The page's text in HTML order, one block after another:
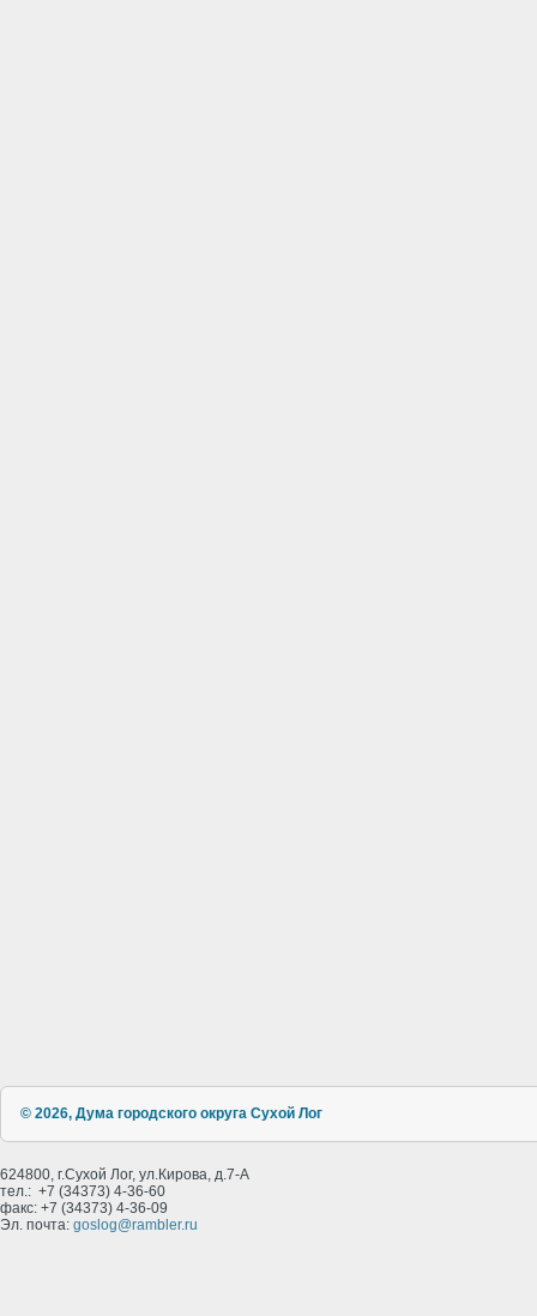
© 2026, Дума городского округа Сухой Лог
624800, г.Сухой Лог, ул.Кирова, д.7-А
тел.: +7 (34373) 4-36-60
факс: +7 (34373) 4-36-09
Эл. почта: goslog@rambler.ru